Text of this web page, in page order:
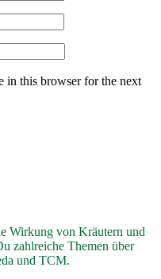
in this browser for the next
Wirkung von Kräutern und
zahlreiche Themen über
und TCM.